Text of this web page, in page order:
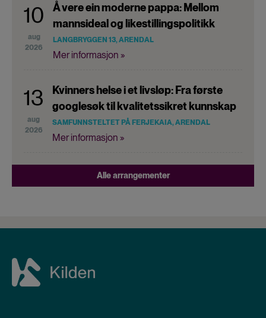
10
aug
2026
Å vere ein moderne pappa: Mellom
mannsideal og likestillingspolitikk
LANGBRYGGEN 13, ARENDAL
Mer informasjon »
13
aug
2026
Kvinners helse i et livsløp: Fra første
googlesøk til kvalitetssikret kunnskap
SAMFUNNSTELTET PÅ FERJEKAIA, ARENDAL
Mer informasjon »
Alle arrangementer